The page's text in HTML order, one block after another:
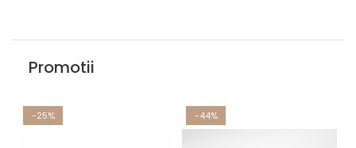
Ceremonie
Papioane
Curele / Portofele
Promotii
-25% -44%